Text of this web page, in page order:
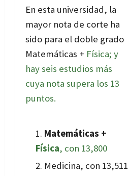
En esta universidad, la
mayor nota de corte ha
sido para el doble grado
Matemáticas + Física; y
hay seis estudios más
cuya nota supera los 13
puntos.
Matemáticas +
Física, con 13,800
Medicina, con 13,511